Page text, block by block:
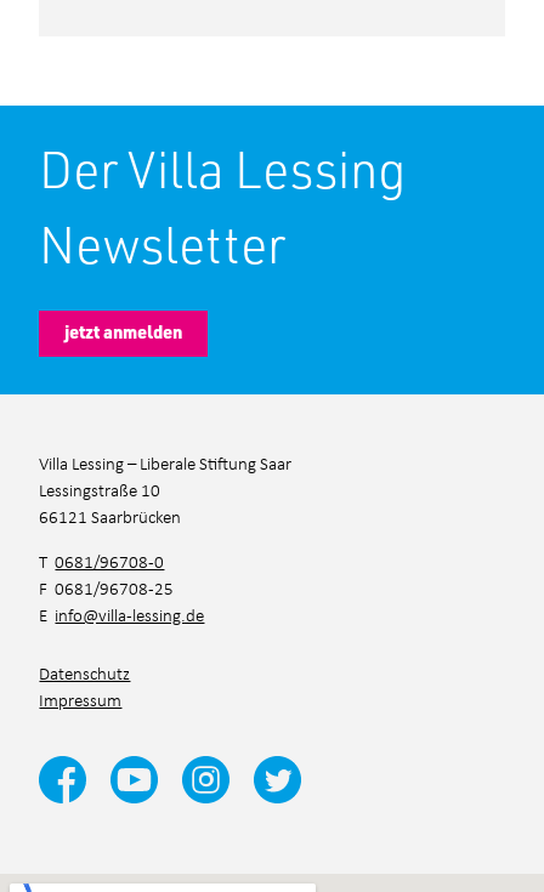
Der Villa Lessing
Newsletter
jetzt anmelden
Villa Lessing – Liberale Stiftung Saar
Lessingstraße 10
66121 Saarbrücken
T0681/96708-0
F 0681/96708-25
E info@villa-lessing.de
Datenschutz
Impressum